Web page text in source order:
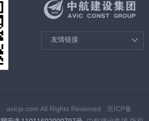
友情链接 
avicjs.com All Rights Reserved 京ICP备